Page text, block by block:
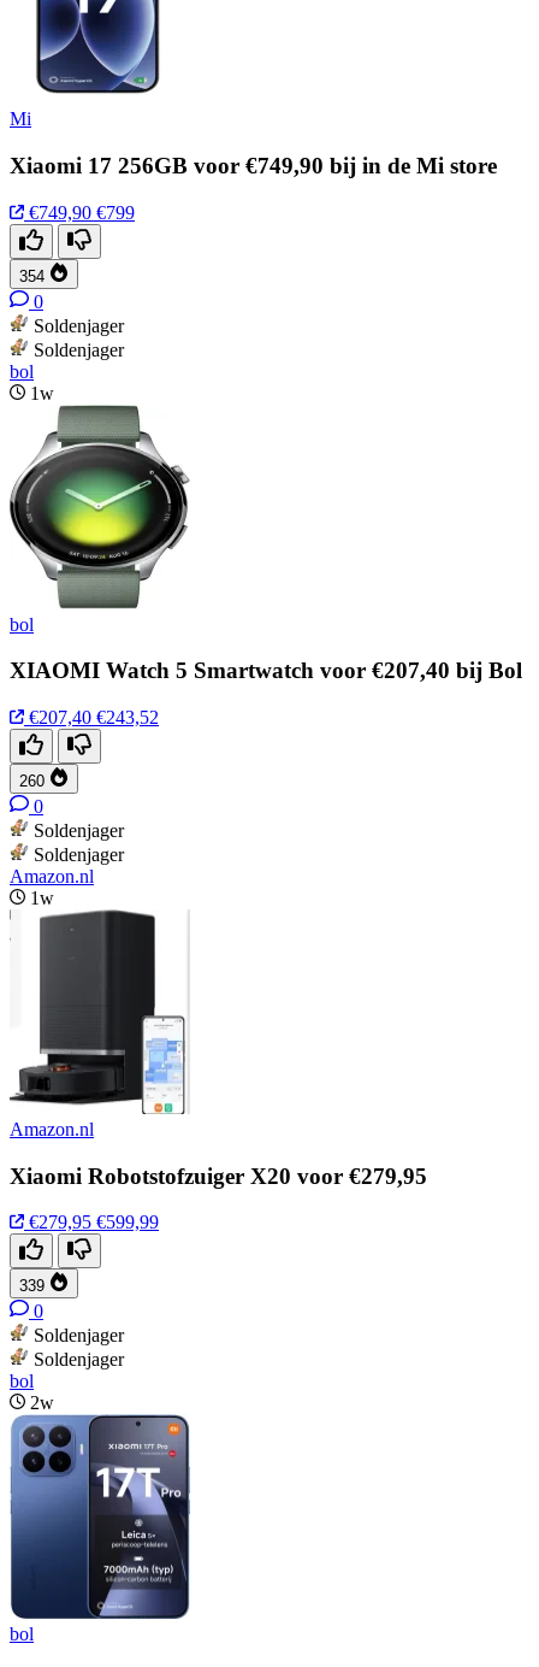
Mi
Xiaomi 17 256GB voor €749,90 bij in de Mi store
€749,90 €799
354
0
Soldenjager
Soldenjager
bol
1w
bol
XIAOMI Watch 5 Smartwatch voor €207,40 bij Bol
€207,40 €243,52
260
0
Soldenjager
Soldenjager
Amazon.nl
1w
Amazon.nl
Xiaomi Robotstofzuiger X20 voor €279,95
€279,95 €599,99
339
0
Soldenjager
Soldenjager
bol
2w
bol